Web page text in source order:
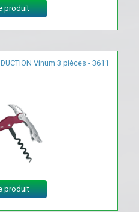
produit
Vinum 3 pièces - 3611
produit